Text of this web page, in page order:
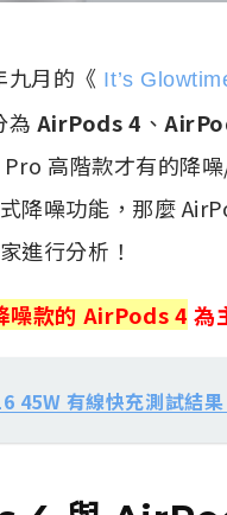
九月的《 It’s
為 AirPods 4 、
高階款才有的降
降噪功能，那麼
進行分析！
噪款的 AirPods 4 為
45W 有線快充測試結